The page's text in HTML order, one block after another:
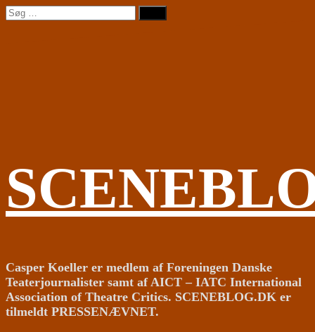
Videre
til
Søg
efter:
Casper Koeller er medlem af Foreningen Danske
Teaterjournalister samt af AICT – IATC International
Association of Theatre Critics. SCENEBLOG.DK er
tilmeldt PRESSENÆVNET.